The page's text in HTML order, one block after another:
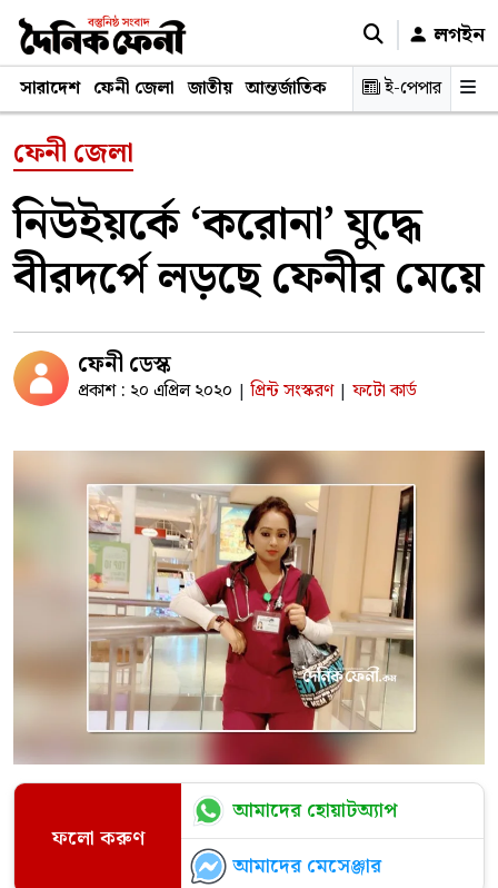
লগইন
সারাদেশ ফেনী জেলা জাতীয় আন্তর্জাতিক রাজনীতি স্বাস্থ্য শিক্ষা
ই-পেপার
ফেনী জেলা
নিউইয়র্কে ‘করোনা’ যুদ্ধে
বীরদর্পে লড়ছে ফেনীর মেয়ে
ফেনী ডেস্ক
প্রকাশ : ২০ এপ্রিল ২০২০ | প্রিন্ট সংস্করণ | ফটো কার্ড
ফলো করুণ
আমাদের হোয়াটঅ্যাপ
আমাদের মেসেঞ্জার